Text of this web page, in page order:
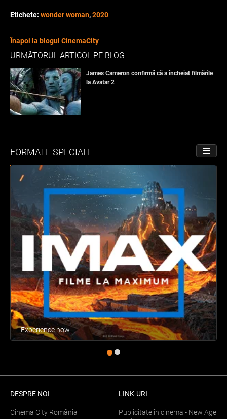
Etichete: wonder woman,2020
Înapoi la blogul CinemaCity
URMĂTORUL ARTICOL PE BLOG
James Cameron confirmă că a încheiat filmările
la Avatar 2
FORMATE SPECIALE
Experience now
DESPRE NOI
Cinema City România
LINK-URI
Publicitate în cinema - New Age